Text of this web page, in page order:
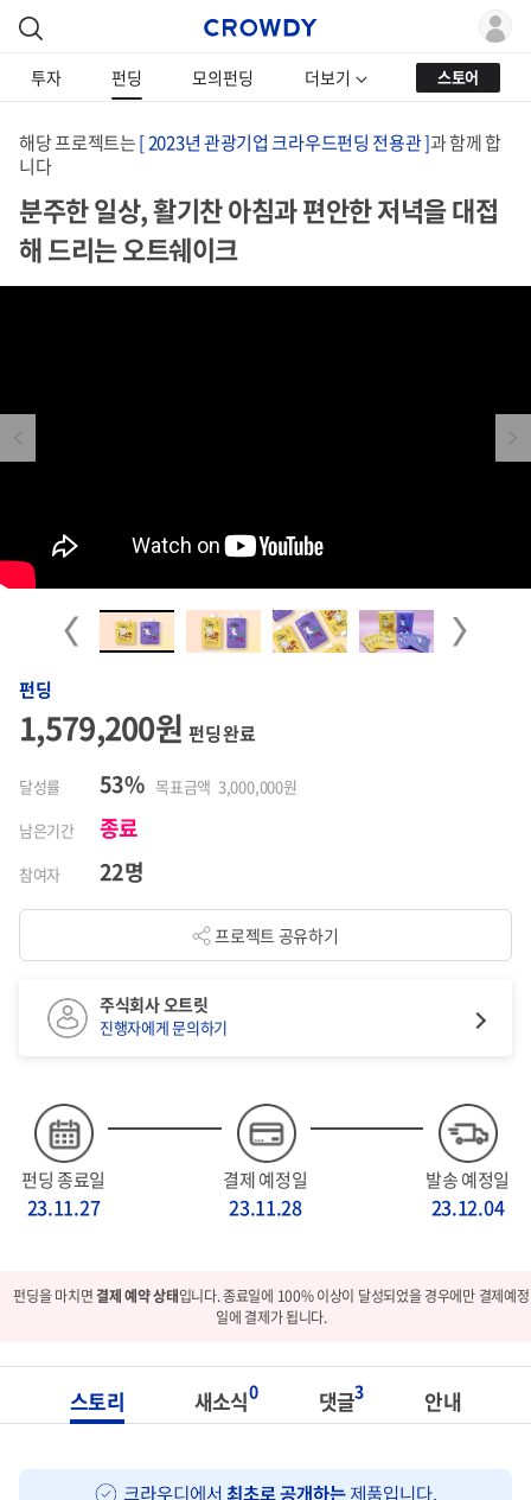
투자 펀딩 모의펀딩 더보기 스토어
해당 프로젝트는[ 2023년 관광기업 크라우드펀딩 전용관 ]과 함께 합
니다
분주한 일상, 활기찬 아침과 편안한 저녁을 대접
해 드리는 오트쉐이크
Previous Next
Previous Next
펀딩
1,579,200원펀딩 완료
달성률 53% 목표금액 3,000,000원
남은기간
종료
참여자 22명
프로젝트 공유하기
펀딩 종료일
23.11.27
결제 예정일
23.11.28
발송 예정일
23.12.04
주식회사 오트릿
진행자에게 문의하기
펀딩을 마치면결제 예약 상태입니다. 종료일에 100% 이상이 달성되었을 경우에만 결제예정
일에 결제가 됩니다.
스토리 새소식0 댓글3 안내